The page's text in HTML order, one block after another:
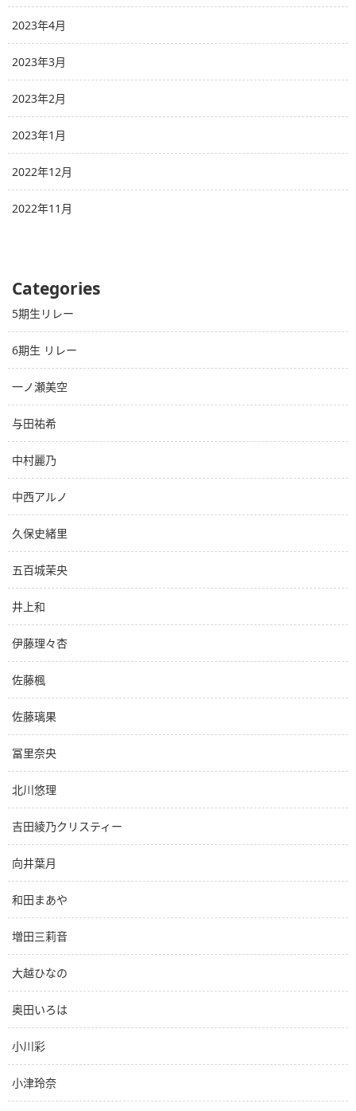
2023年4月
2023年3月
2023年2月
2023年1月
2022年12月
2022年11月
Categories
5期生リレー
6期生 リレー
一ノ瀬美空
与田祐希
中村麗乃
中西アルノ
久保史緒里
五百城茉央
井上和
伊藤理々杏
佐藤楓
佐藤璃果
冨里奈央
北川悠理
吉田綾乃クリスティー
向井葉月
和田まあや
増田三莉音
大越ひなの
奥田いろは
小川彩
小津玲奈